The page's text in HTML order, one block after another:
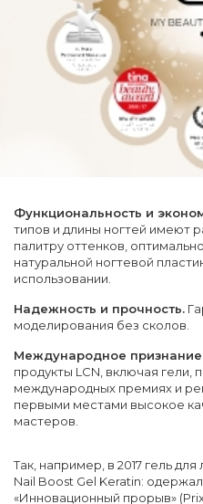
Функциональность и
типов и длины ногтей имеют
палитру оттенков,
натуральной ногтевой
использовании.
Надежность и прочность.
моделирования без сколов.
Международное
продукты LCN, включая гели,
международных премиях и
первыми местами высокое
мастеров.
Так, например, в 2017 гель
Nail Boost Gel Keratin:
«Инновационный прорыв»